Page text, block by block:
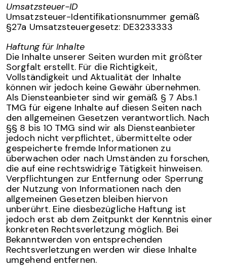
Umsatzsteuer-ID
Umsatzsteuer-Identifikationsnummer gemäß
§27a Umsatzsteuergesetz: DE3233333
Haftung für Inhalte
Die Inhalte unserer Seiten wurden mit größter
Sorgfalt erstellt. Für die Richtigkeit,
Vollständigkeit und Aktualität der Inhalte
können wir jedoch keine Gewähr übernehmen.
Als Diensteanbieter sind wir gemäß § 7 Abs.1
TMG für eigene Inhalte auf diesen Seiten nach
den allgemeinen Gesetzen verantwortlich. Nach
§§ 8 bis 10 TMG sind wir als Diensteanbieter
jedoch nicht verpflichtet, übermittelte oder
gespeicherte fremde Informationen zu
überwachen oder nach Umständen zu forschen,
die auf eine rechtswidrige Tätigkeit hinweisen.
Verpflichtungen zur Entfernung oder Sperrung
der Nutzung von Informationen nach den
allgemeinen Gesetzen bleiben hiervon
unberührt. Eine diesbezügliche Haftung ist
jedoch erst ab dem Zeitpunkt der Kenntnis einer
konkreten Rechtsverletzung möglich. Bei
Bekanntwerden von entsprechenden
Rechtsverletzungen werden wir diese Inhalte
umgehend entfernen.